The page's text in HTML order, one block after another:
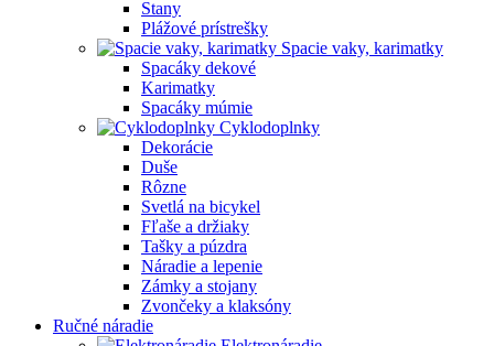
Stany
Plážové prístrešky
Spacie vaky, karimatky
Spacáky dekové
Karimatky
Spacáky múmie
Cyklodoplnky
Dekorácie
Duše
Rôzne
Svetlá na bicykel
Fľaše a držiaky
Tašky a púzdra
Náradie a lepenie
Zámky a stojany
Zvončeky a klaksóny
Ručné náradie